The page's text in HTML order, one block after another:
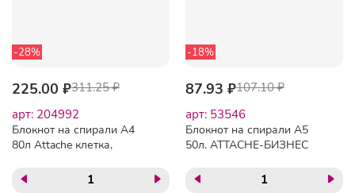
-28%
225.00 ₽311.25 ₽
арт: 204992
Блокнот на спирали А4
80л Attache клетка,
-18%
87.93 ₽107.10 ₽
арт: 53546
Блокнот на спирали А5
50л. ATTACHE-БИЗНЕС